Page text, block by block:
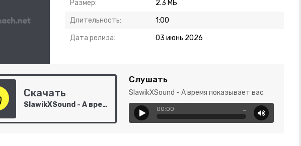
Размер: 2.3 МБ
Длительность: 1:00
Дата релиза: 03 июнь 2026
Скачать
SlawikXSound - А время показывает вас
Слушать
SlawikXSound - А время показывает вас
00:00 …